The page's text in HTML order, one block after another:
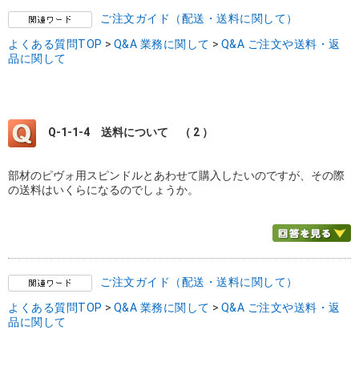
ご注文ガイド（配送・送料に関して）
よくある質問TOP > Q&A 業務に関して > Q&A ご注文や送料・返
品に関して
Q-1-1-4 送料について （ 2 ）
部材のピヴォ用スピンドルとあわせて購入したいのですが、その際
の送料はいくらになるのでしょうか。
ご注文ガイド（配送・送料に関して）
よくある質問TOP > Q&A 業務に関して > Q&A ご注文や送料・返
品に関して